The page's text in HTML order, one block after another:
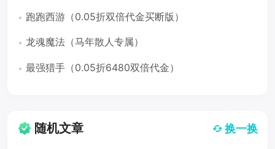
跑跑西游（0.05折双倍代金买断版）
龙魂魔法（马年散人专属）
最强猎手（0.05折6480双倍代金）
随机文章 换一换